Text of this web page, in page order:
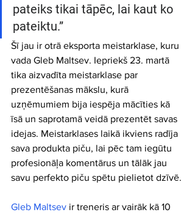
pateiks tikai tāpēc, lai kaut ko
pateiktu.”
Šī jau ir otrā eksporta meistarklase, kuru
vada Gleb Maltsev. Iepriekš 23. martā
tika aizvadīta meistarklase par
prezentēšanas mākslu, kurā
uzņēmumiem bija iespēja mācīties kā
īsā un saprotamā veidā prezentēt savas
idejas. Meistarklases laikā ikviens radīja
sava produkta piču, lai pēc tam iegūtu
profesionāļa komentārus un tālāk jau
savu perfekto piču spētu pielietot dzīvē.
Gleb Maltsev ir treneris ar vairāk kā 10